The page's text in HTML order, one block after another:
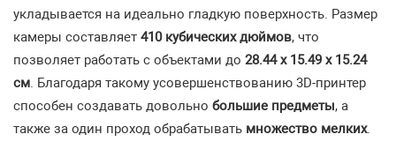
укладывается на идеально гладкую поверхность. Размер
камеры составляет 410 кубических дюймов, что
позволяет работать с объектами до 28.44 х 15.49 х 15.24
см . Благодаря такому усовершенствованию 3D-принтер
способен создавать довольно большие предметы, а
также за один проход обрабатывать множество мелких.